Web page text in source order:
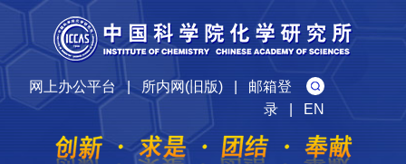
网上办公平台|所内网(旧版)| 邮箱登
录| EN